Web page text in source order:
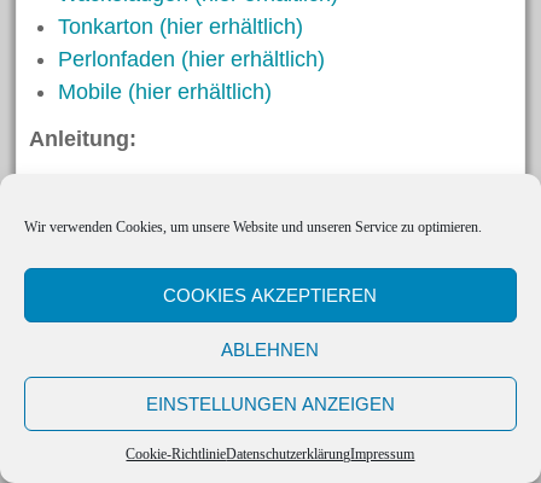
Wir verwenden Cookies, um unsere Website und unseren Service zu optimieren.
COOKIES AKZEPTIEREN
ABLEHNEN
EINSTELLUNGEN ANZEIGEN
Cookie-RichtlinieDatenschutzerklärungImpressum
Tonkarton (hier erhältlich)
Perlonfaden (hier erhältlich)
Mobile (hier erhältlich)
Anleitung:
ausgestanzt.
Zwei mittlere Kreise werden in der Mitte
gefaltet und als „Federn“ am Rand angeklebt.
Als Schnabel werden gegenüberliegend zwei
kleine gefaltete Kreise am Rand angeklebt.
Auf den großen Kreis kleben Sie zwei weitere
große Kreise, die Sie zuvor wieder in der Mitte